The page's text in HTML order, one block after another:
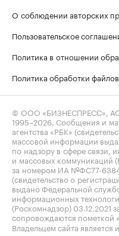
О соблюдении авторских
Пользовательское
Политика в отношении
Политика обработки
© ООО «БИЗНЕСПРЕСС»,
1995–2026 . Сообщения и
агентства «РБК»
массовой информации
по надзору в сфере связи,
и массовых коммуникаций
за номером ИА №ФС77-
(свидетельство о
выдано Федеральной
информационных
(Роскомнадзор)
сопровождаются пометкой
Владельцем сайта